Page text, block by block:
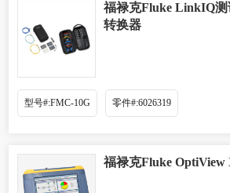
福禄克Fluke LinkIQ
转换器
型号#:FMC-10G 零件#:6026319
福禄克Fluke OptiView